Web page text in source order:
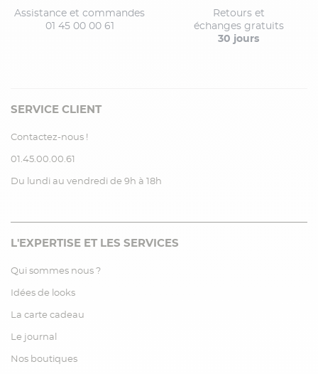
Assistance et commandes
01 45 00 00 61
Retours et
échanges gratuits
30 jours
SERVICE CLIENT
Contactez-nous !
01.45.00.00.61
Du lundi au vendredi de 9h à 18h
L'EXPERTISE ET LES SERVICES
Qui sommes nous ?
Idées de looks
La carte cadeau
Le journal
Nos boutiques